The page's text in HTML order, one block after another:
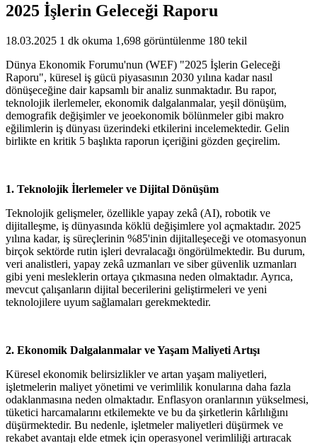
2025 İşlerin Geleceği Raporu
18.03.2025 1 dk okuma 1,698 görüntülenme 180 tekil
Dünya Ekonomik Forumu'nun (WEF) "2025 İşlerin Geleceği
Raporu", küresel iş gücü piyasasının 2030 yılına kadar nasıl
dönüşeceğine dair kapsamlı bir analiz sunmaktadır. Bu rapor,
teknolojik ilerlemeler, ekonomik dalgalanmalar, yeşil dönüşüm,
demografik değişimler ve jeoekonomik bölünmeler gibi makro
eğilimlerin iş dünyası üzerindeki etkilerini incelemektedir. Gelin
birlikte en kritik 5 başlıkta raporun içeriğini gözden geçirelim.
1. Teknolojik İlerlemeler ve Dijital Dönüşüm
Teknolojik gelişmeler, özellikle yapay zekâ (AI), robotik ve
dijitalleşme, iş dünyasında köklü değişimlere yol açmaktadır. 2025
yılına kadar, iş süreçlerinin %85'inin dijitalleşeceği ve otomasyonun
birçok sektörde rutin işleri devralacağı öngörülmektedir. Bu durum,
veri analistleri, yapay zekâ uzmanları ve siber güvenlik uzmanları
gibi yeni mesleklerin ortaya çıkmasına neden olmaktadır. Ayrıca,
mevcut çalışanların dijital becerilerini geliştirmeleri ve yeni
teknolojilere uyum sağlamaları gerekmektedir.​
2. Ekonomik Dalgalanmalar ve Yaşam Maliyeti Artışı
Küresel ekonomik belirsizlikler ve artan yaşam maliyetleri,
işletmelerin maliyet yönetimi ve verimlilik konularına daha fazla
odaklanmasına neden olmaktadır. Enflasyon oranlarının yükselmesi,
tüketici harcamalarını etkilemekte ve bu da şirketlerin kârlılığını
düşürmektedir. Bu nedenle, işletmeler maliyetleri düşürmek ve
rekabet avantajı elde etmek için operasyonel verimliliği artıracak